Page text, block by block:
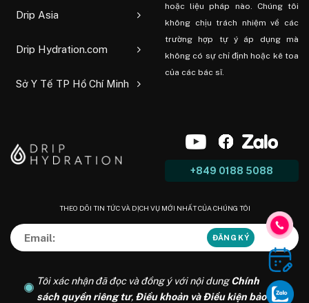
Drip Asia
Drip Hydration.com
Sở Y Tế TP Hồ Chí Minh
hoặc liệu pháp nào. Chúng tôi
không chịu trách nhiệm về các
trường hợp tự ý áp dụng mà
không có sự chỉ định hoặc kê toa
của các bác sĩ.
+849 0188 5088
THEO DÕI TIN TỨC VÀ DỊCH VỤ MỚI NHẤT CỦA CHÚNG TÔI
Tôi xác nhận đã đọc và đồng ý với nội dungChính
sách quyền riêng tư, Điều khoản và Điều kiện bảo